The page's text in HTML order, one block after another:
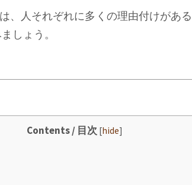
、人それぞれに多くの理由付けがあ
しょう。
Contents / 目次 [hide]